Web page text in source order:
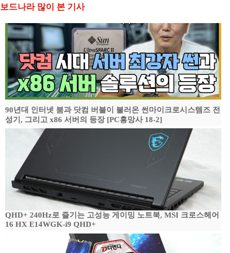
보드나라 많이 본 기사
90년대 인터넷 붐과 닷컴 버블이 불러온 썬마이크로시스템즈 전
성기, 그리고 x86 서버의 등장 [PC흥망사 18-2]
QHD+ 240Hz로 즐기는 고성능 게이밍 노트북, MSI 크로스헤어
16 HX E14WGK-i9 QHD+